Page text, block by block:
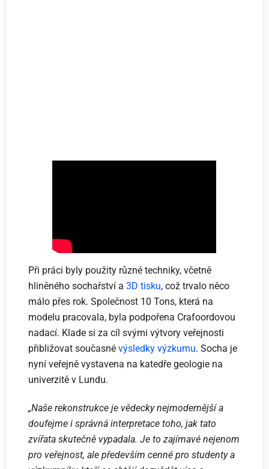
Při práci byly použity různé techniky, včetně
hliněného sochařství a3D tisku, což trvalo něco
málo přes rok. Společnost 10 Tons, která na
modelu pracovala, byla podpořena Crafoordovou
nadací. Klade si za cíl svými výtvory veřejnosti
přibližovat současnévýsledky výzkumu. Socha je
nyní veřejně vystavena na katedře geologie na
univerzitě v Lundu.
„Naše rekonstrukce je vědecky nejmodernější a
doufejme i správná interpretace toho, jak tato
zvířata skutečně vypadala. Je to zajímavé nejenom
pro veřejnost, ale především cenné pro studenty a